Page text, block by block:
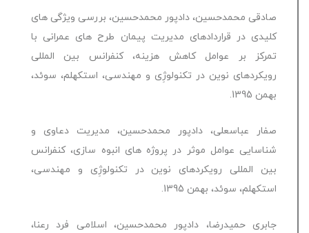
صادقی محمدحسین، دادپور محمدحسین، بررسی ویژگی های
کلیدی در قراردادهای مدیریت پیمان طرح های عمرانی با
تمرکز بر عوامل کاهش هزینه، کنفرانس بین المللی
رویکردهای نوین در تکنولوژِی و مهندسی، استکهلم، سوئد،
بهمن 1395.
صفار عباسعلی، دادپور محمدحسین، مدیریت دعاوی و
شناسایی عوامل موثر در پروژه های انبوه سازی، کنفرانس
بین المللی رویکردهای نوین در تکنولوژِی و مهندسی،
استکهلم، سوئد، بهمن 1395.
جابری حمیدرضا، دادپور محمدحسین، اسلامی فرد رعنا،